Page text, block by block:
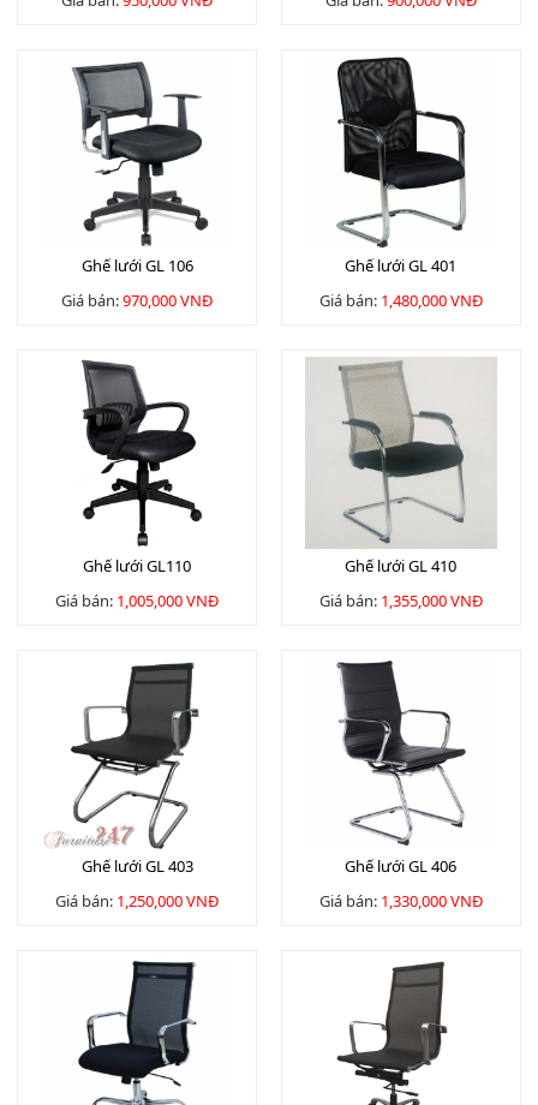
Ghế lưới GL 106
Giá bán:970,000 VNĐ
Ghế lưới GL 401
Giá bán: 1,480,000 VNĐ
Ghế lưới GL110
Giá bán: 1,005,000 VNĐ
Ghế lưới GL 410
Giá bán: 1,355,000 VNĐ
Ghế lưới GL 403
Giá bán: 1,250,000 VNĐ
Ghế lưới GL 406
Giá bán: 1,330,000 VNĐ